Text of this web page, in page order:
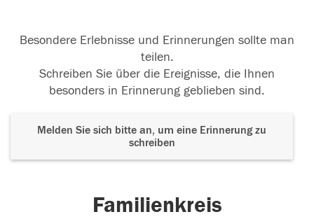
Besondere Erlebnisse und Erinnerungen sollte man
teilen.
Schreiben Sie über die Ereignisse, die Ihnen
besonders in Erinnerung geblieben sind.
Melden Sie sich bitte an, um eine Erinnerung zu
schreiben
Familienkreis